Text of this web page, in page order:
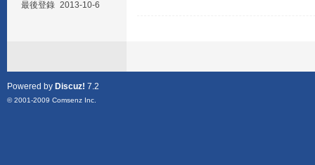
最後登錄 2013-10-6
Powered by Discuz! 7.2
© 2001-2009 Comsenz Inc.